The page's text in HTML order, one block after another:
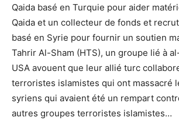
Qaida basé en Turquie pour aider
Qaida et un collecteur de fonds et
basé en Syrie pour fournir un soutien
Tahrir Al-Sham (HTS), un groupe lié à
USA avouent que leur allié turc
terroristes islamistes qui ont massacré
syriens qui avaient été un rempart
autres groupes terroristes islamistes…